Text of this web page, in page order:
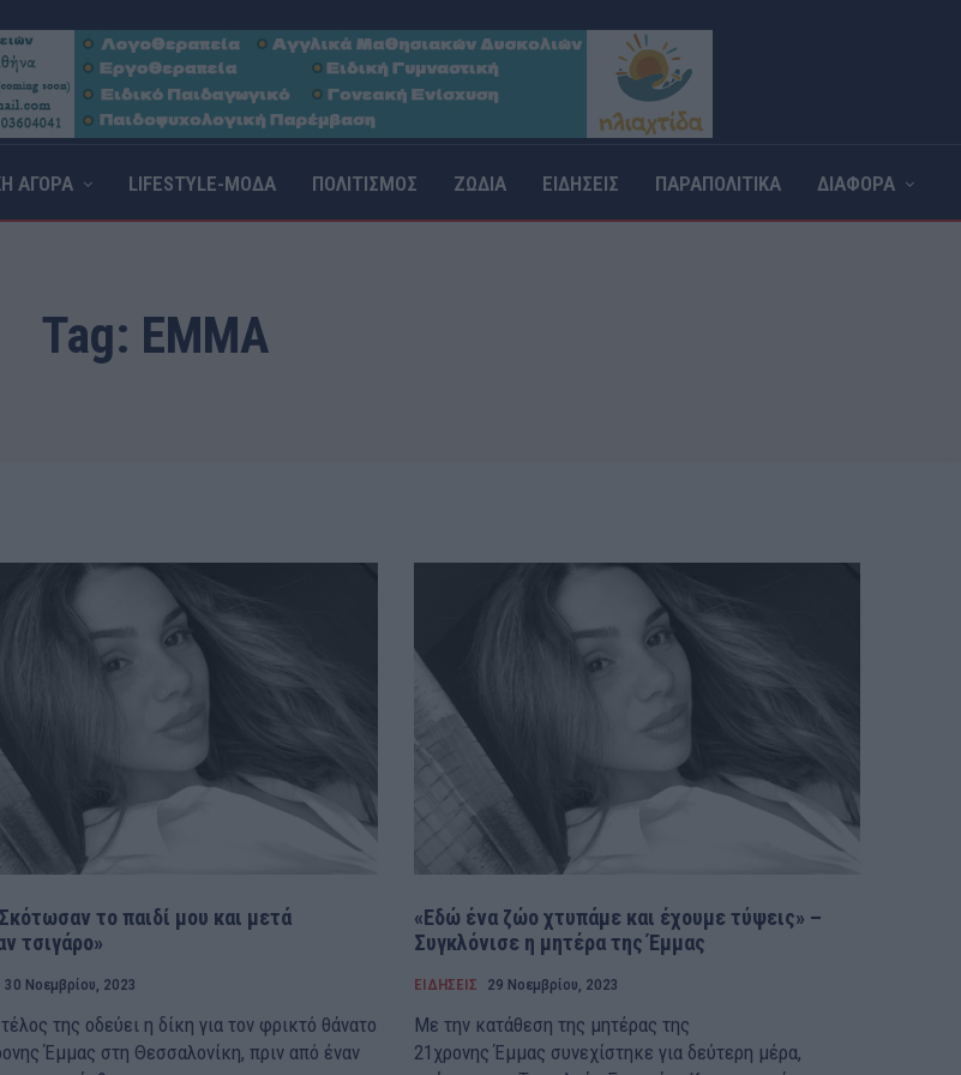
ΑΓΟΡΑ LIFESTYLE-ΜΟΔΑ ΠΟΛΙΤΙΣΜΟΣ ΖΩΔΙΑ ΕΙΔΗΣΕΙΣ ΠΑΡΑΠΟΛΙΤΙΚΑ ΔΙΑΦΟΡΑ
Tag: ΕΜΜΑ
το παιδί μου και μετά
τσιγάρο»
30 Νοεμβρίου, 2023
της οδεύει η δίκη για τον φρικτό θάνατο
Έμμας στη Θεσσαλονίκη, πριν από έναν
«Εδώ ένα ζώο χτυπάμε και έχουμε τύψεις» –
Συγκλόνισε η μητέρα της Έμμας
ΕΙΔΗΣΕΙΣ 29 Νοεμβρίου, 2023
Με την κατάθεση της μητέρας της
21χρονης Έμμας συνεχίστηκε για δεύτερη μέρα,